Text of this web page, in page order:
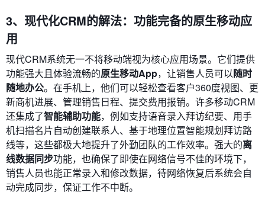
3、现代化CRM的解法：功能完备的原生移动应
用
现代CRM系统无一不将移动端视为核心应用场景。它们提供
功能强大且体验流畅的原生移动App，让销售人员可以随时
随地办公。在手机上，他们可以轻松查看客户360度视图、更
新商机进展、管理销售日程、提交费用报销。许多移动CRM
还集成了智能辅助功能，例如支持语音录入拜访纪要、用手
机扫描名片自动创建联系人、基于地理位置智能规划拜访路
线等，这些都极大地提升了外勤团队的工作效率。强大的离
线数据同步功能，也确保了即使在网络信号不佳的环境下，
销售人员也能正常录入和修改数据，待网络恢复后系统会自
动完成同步，保证工作不中断。